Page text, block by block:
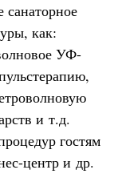
санаторное
как:
УФ-
и т.д.
гостям
центр и др.